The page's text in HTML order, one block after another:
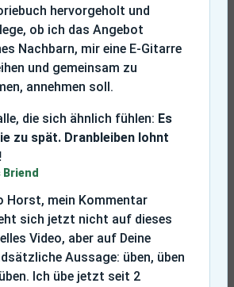
hervorgeholt und
ob ich das Angebot
Nachbarn, mir eine E-Gitarre
und gemeinsam zu
annehmen soll.
die sich ähnlich fühlen: Es
zu spät. Dranbleiben lohnt
Briend
Horst, mein Kommentar
sich jetzt nicht auf dieses
Video, aber auf Deine
Aussage: üben, üben
Ich übe jetzt seit 2